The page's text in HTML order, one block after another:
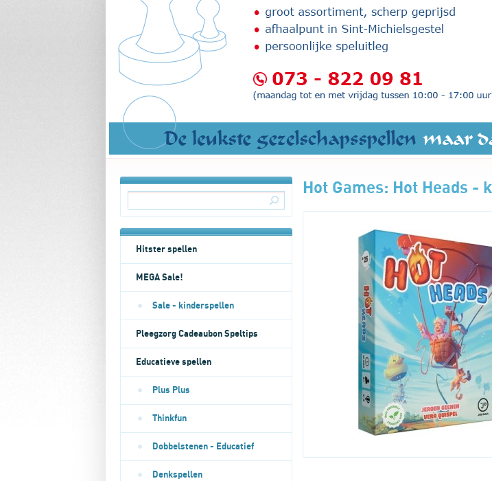
Hitster spellen
MEGA Sale!
Sale - kinderspellen
Pleegzorg Cadeaubon Speltips
Educatieve spellen
Plus Plus
Thinkfun
Dobbelstenen - Educatief
Denkspellen
Hot Games: Hot Heads -